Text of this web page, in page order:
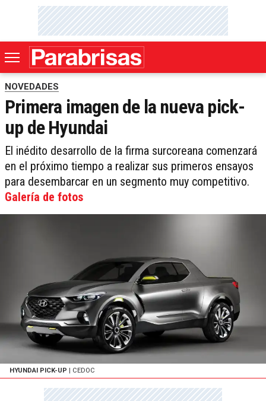
NOVEDADES
Primera imagen de la nueva pick-
up de Hyundai
El inédito desarrollo de la firma surcoreana comenzará
en el próximo tiempo a realizar sus primeros ensayos
para desembarcar en un segmento muy competitivo.
Galería de fotos
HYUNDAI PICK-UP | CEDOC